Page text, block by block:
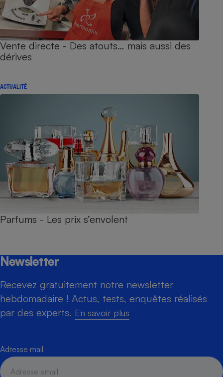
Vente directe - Des atouts… mais aussi des
dérives
ACTUALITÉ
Parfums - Les prix s’envolent
Newsletter
Recevez gratuitement notre newsletter
hebdomadaire ! Actus, tests, enquêtes réalisés
par des experts. En savoir plus
Adresse mail